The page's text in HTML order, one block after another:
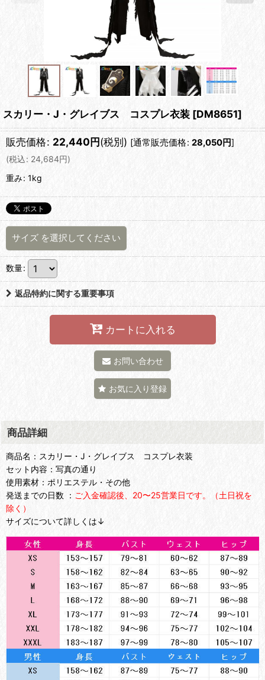
スカリー・J・グレイブス コスプレ衣装 [DM8651]
販売価格: 22,440円(税別) [通常販売価格: 28,050円]
(税込: 24,684円)
重み: 1kg
サイズ を選択してください
数量:
返品特約に関する重要事項
カートに入れる
お問い合わせ
お気に入り登録
商品詳細
商品名：スカリー・J・グレイブス コスプレ衣装
セット内容：写真の通り
使用素材：ポリエステル・その他
発送までの日数 ： ご入金確認後、20〜25営業日です。（土日祝を
除く）
サイズについて詳しくは↓